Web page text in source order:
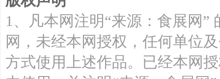
1、凡本网注明“来源：食展网”
网，未经本网授权，任何单位
方式使用上述作品。已经本网